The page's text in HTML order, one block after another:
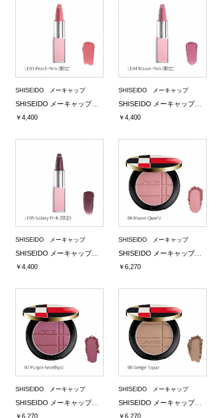
SHISEIDO メーキャップ
SHISEIDO メーキャップ テクノサテン ジェル リップスティック LE03 Peach Pink (限定) 3.3g 資生堂
￥4,400
SHISEIDO メーキャップ
SHISEIDO メーキャップ テクノサテン ジェル リップスティック LE04 Mauve Pink (限定) 3.3g 資生堂
￥4,400
SHISEIDO メーキャップ
SHISEIDO メーキャップ テクノサテン ジェル リップスティック LE05 Galaxy Pink (限定) 3.3g 資生堂
￥4,400
SHISEIDO メーキャップ
SHISEIDO メーキャップ カラー＋グロウ エンハンサー 06 Mauve Quartz 本体 7g
￥6,270
SHISEIDO メーキャップ
SHISEIDO メーキャップ カラー＋グロウ エンハンサー 07 Purple Amethyst 本体 7g
￥6,270
SHISEIDO メーキャップ
SHISEIDO メーキャップ カラー＋グロウ エンハンサー 08 Greige Topaz 本体 7g
￥6,270